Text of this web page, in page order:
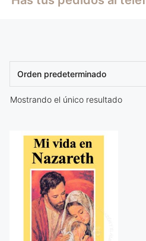
Mostrando el único resultado